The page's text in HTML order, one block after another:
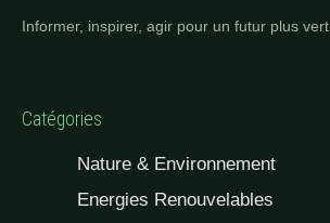
Informer, inspirer, agir pour un futur plus vert
Catégories
Nature & Environnement
Energies Renouvelables